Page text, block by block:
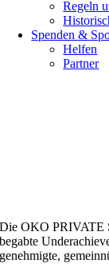
Regeln
Spenden &
Helfen
Partner
Die OKO PRIVATE
begabte
genehmigte,